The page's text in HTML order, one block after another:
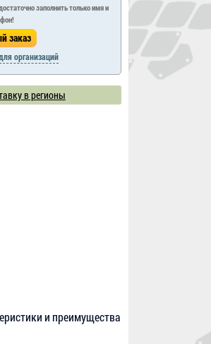
заполнить только имя и
организаций
в регионы
и преимущества